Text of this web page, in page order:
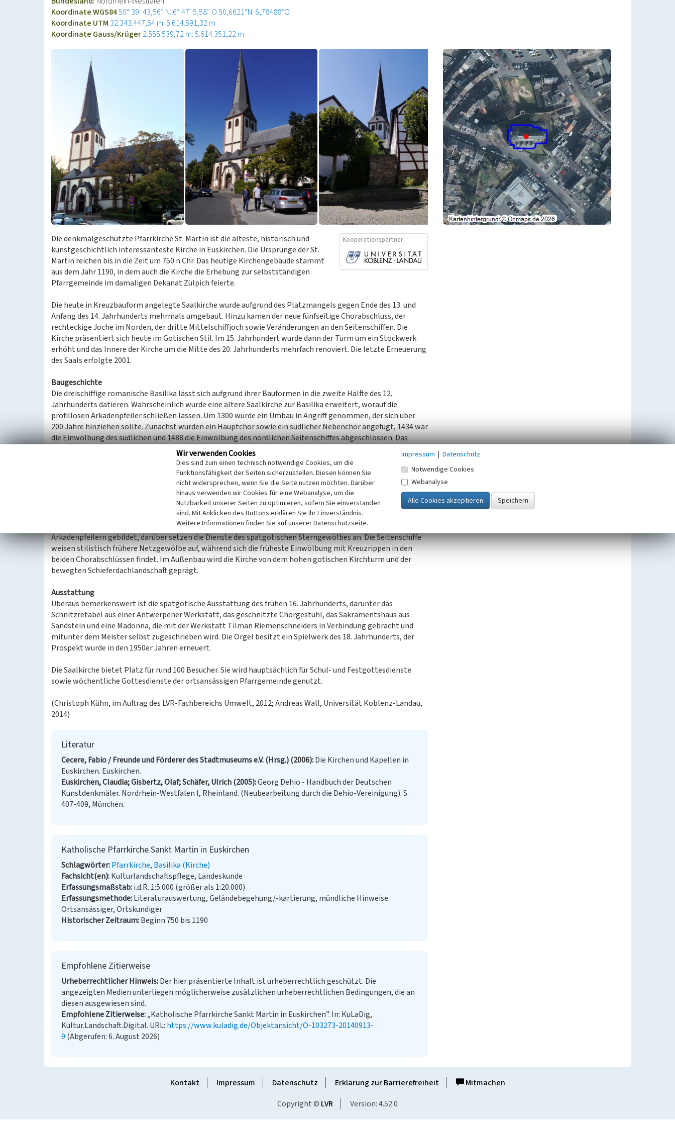
Koordinate WGS8450° 39′ 43,56″ N: 6° 47′ 5,58″ O50,6621°N: 6,78488°O
Koordinate UTM 32.343.447,54 m: 5.614.591,32 m
Koordinate Gauss/Krüger2.555.539,72 m: 5.614.351,22 m
Kooperationspartner
Die denkmalgeschützte Pfarrkirche St. Martin ist die älteste, historisch und
kunstgeschichtlich interessanteste Kirche in Euskirchen. Die Ursprünge der St.
Martin reichen bis in die Zeit um 750 n.Chr. Das heutige Kirchengebäude stammt
aus dem Jahr 1190, in dem auch die Kirche die Erhebung zur selbstständigen
Pfarrgemeinde im damaligen Dekanat Zülpich feierte.
Die heute in Kreuzbauform angelegte Saalkirche wurde aufgrund des Platzmangels gegen Ende des 13. und
Anfang des 14. Jahrhunderts mehrmals umgebaut. Hinzu kamen der neue fünfseitige Chorabschluss, der
rechteckige Joche im Norden, der dritte Mittelschiffjoch sowie Veränderungen an den Seitenschiffen. Die
Kirche präsentiert sich heute im Gotischen Stil. Im 15. Jahrhundert wurde dann der Turm um ein Stockwerk
erhöht und das Innere der Kirche um die Mitte des 20. Jahrhunderts mehrfach renoviert. Die letzte Erneuerung
des Saals erfolgte 2001.
Baugeschichte
Die dreischiffige romanische Basilika lässt sich aufgrund ihrer Bauformen in die zweite Hälfte des 12.
Jahrhunderts datieren. Wahrscheinlich wurde eine ältere Saalkirche zur Basilika erweitert, worauf die
profillosen Arkadenpfeiler schließen lassen. Um 1300 wurde ein Umbau in Angriff genommen, der sich über
200 Jahre hinziehen sollte. Zunächst wurden ein Hauptchor sowie ein südlicher Nebenchor angefügt, 1434 war
die Einwölbung des südlichen und 1488 die Einwölbung des nördlichen Seitenschiffes abgeschlossen. Das
Mittelschiff und die Turmgeschosse erhielten ihre Einwölbung um 1500. Die Dachlandschaft mit den steilen
schiefergedeckten Dächern und dem Turmhelm ist ein Resultat von Erneuerungen des 18. Jahrhunderts sowie
einer Restaurierung in der zweiten Hälfte des 19. Jahrhunderts, als nach Plänen der Architekten August Lange
und Heinrich Renard quergestellte Walmdächer über dem südlichen Seitenschiff hinzugefügt wurden.
Trotz des gotischen, weitgehend durch das 14. und 15. Jahrhundert geprägten Gesamteindrucks bildet das
Mauerwerk der romanischen Basilika das Grundgerüst von Sankt Martin. Das Mittelschiff wird von den
Arkadenpfeilern gebildet, darüber setzen die Dienste des spätgotischen Sterngewölbes an. Die Seitenschiffe
weisen stilistisch frühere Netzgewölbe auf, während sich die früheste Einwölbung mit Kreuzrippen in den
beiden Chorabschlüssen findet. Im Außenbau wird die Kirche von dem hohen gotischen Kirchturm und der
bewegten Schieferdachlandschaft geprägt.
Ausstattung
Überaus bemerkenswert ist die spätgotische Ausstattung des frühen 16. Jahrhunderts, darunter das
Schnitzretabel aus einer Antwerpener Werkstatt, das geschnitzte Chorgestühl, das Sakramentshaus aus
Sandstein und eine Madonna, die mit der Werkstatt Tilman Riemenschneiders in Verbindung gebracht und
mitunter dem Meister selbst zugeschrieben wird. Die Orgel besitzt ein Spielwerk des 18. Jahrhunderts, der
Prospekt wurde in den 1950er Jahren erneuert.
Die Saalkirche bietet Platz für rund 100 Besucher. Sie wird hauptsächlich für Schul- und Festgottesdienste
sowie wöchentliche Gottesdienste der ortsansässigen Pfarrgemeinde genutzt.
(Christoph Kühn, im Auftrag des LVR-Fachbereichs Umwelt, 2012; Andreas Wall, Universität Koblenz-Landau,
2014)
Literatur
Cecere, Fabio / Freunde und Förderer des Stadtmuseums e.V. (Hrsg.) (2006) Die Kirchen und Kapellen in
Euskirchen. Euskirchen.
Euskirchen, Claudia; Gisbertz, Olaf; Schäfer, Ulrich (2005) Georg Dehio - Handbuch der Deutschen
Kunstdenkmäler. Nordrhein-Westfalen I, Rheinland. (Neubearbeitung durch die Dehio-Vereinigung). S.
407-409, München.
Katholische Pfarrkirche Sankt Martin in Euskirchen
Schlagwörter Pfarrkirche Basilika (Kirche)
Fachsicht(en) Kulturlandschaftspflege, Landeskunde
Erfassungsmaßstab i.d.R. 1:5.000 (größer als 1:20.000)
Erfassungsmethode Literaturauswertung, Geländebegehung/-kartierung, mündliche Hinweise
Ortsansässiger, Ortskundiger
Historischer Zeitraum Beginn 750 bis 1190
Empfohlene Zitierweise
Urheberrechtlicher Hinweis Der hier präsentierte Inhalt ist urheberrechtlich geschützt. Die
angezeigten Medien unterliegen möglicherweise zusätzlichen urheberrechtlichen Bedingungen, die an
diesen ausgewiesen sind.
Empfohlene Zitierweise „Katholische Pfarrkirche Sankt Martin in Euskirchen”. In: KuLaDig,
Kultur.Landschaft.Digital. URL: https://www.kuladig.de/Objektansicht/O-103273-20140913-
9 (Abgerufen: 6. August 2026)
Kontakt Impressum Datenschutz Erklärung zur Barrierefreiheit
Mitmachen
Copyright © LVR Version: 4.52.0
Wir verwenden Cookies
Dies sind zum einen technisch notwendige Cookies, um die
Funktionsfähigkeit der Seiten sicherzustellen. Diesen können Sie
nicht widersprechen, wenn Sie die Seite nutzen möchten. Darüber
hinaus verwenden wir Cookies für eine Webanalyse, um die
Nutzbarkeit unserer Seiten zu optimieren, sofern Sie einverstanden
sind. Mit Anklicken des Buttons erklären Sie Ihr Einverständnis.
Weitere Informationen finden Sie auf unserer Datenschutzseite.
Impressum | Datenschutz
Notwendige Cookies
Webanalyse